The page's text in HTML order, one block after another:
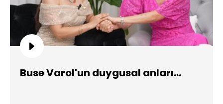
Buse Varol'un duygusal anları...